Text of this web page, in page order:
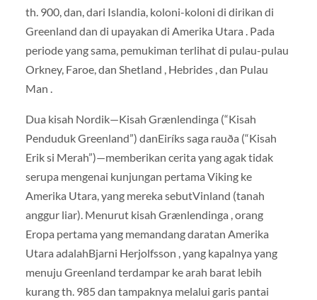
th. 900, dan, dari Islandia, koloni-koloni di dirikan di
Greenland dan di upayakan di Amerika Utara . Pada
periode yang sama, pemukiman terlihat di pulau-pulau
Orkney, Faroe, dan Shetland , Hebrides , dan Pulau
Man .
Dua kisah Nordik—Kisah Grænlendinga (“Kisah
Penduduk Greenland”) danEiríks saga rauða (“Kisah
Erik si Merah”)—memberikan cerita yang agak tidak
serupa mengenai kunjungan pertama Viking ke
Amerika Utara, yang mereka sebutVinland (tanah
anggur liar). Menurut kisah Grænlendinga , orang
Eropa pertama yang memandang daratan Amerika
Utara adalahBjarni Herjolfsson , yang kapalnya yang
menuju Greenland terdampar ke arah barat lebih
kurang th. 985 dan tampaknya melalui garis pantai